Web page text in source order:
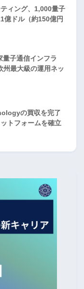
ィング、1,000量子
億ドル（約150億円
子通信インフラ
州最大級の運用ネッ
の買収を完了
トフォームを確立